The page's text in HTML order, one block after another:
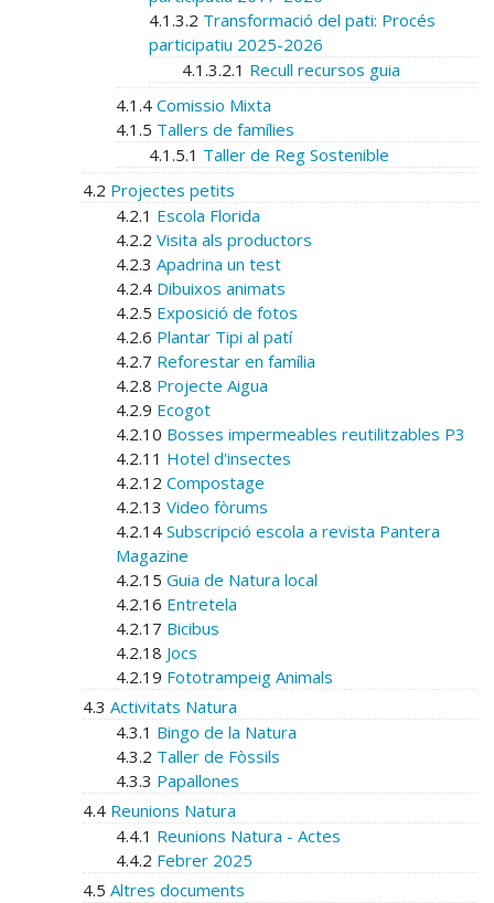
4.1.3.2 Transformació del pati: Procés
participatiu 2025-2026
4.1.3.2.1 Recull recursos guia
4.1.4 Comissio Mixta
4.1.5 Tallers de famílies
4.1.5.1 Taller de Reg Sostenible
4.2 Projectes petits
4.2.1 Escola Florida
4.2.2 Visita als productors
4.2.3 Apadrina un test
4.2.4 Dibuixos animats
4.2.5 Exposició de fotos
4.2.6 Plantar Tipi al patí
4.2.7 Reforestar en família
4.2.8 Projecte Aigua
4.2.9 Ecogot
4.2.10 Bosses impermeables reutilitzables P3
4.2.11 Hotel d'insectes
4.2.12 Compostage
4.2.13 Video fòrums
4.2.14 Subscripció escola a revista Pantera
Magazine
4.2.15 Guia de Natura local
4.2.16 Entretela
4.2.17 Bicibus
4.2.18 Jocs
4.2.19 Fototrampeig Animals
4.3 Activitats Natura
4.3.1 Bingo de la Natura
4.3.2 Taller de Fòssils
4.3.3 Papallones
4.4 Reunions Natura
4.4.1 Reunions Natura - Actes
4.4.2 Febrer 2025
4.5 Altres documents